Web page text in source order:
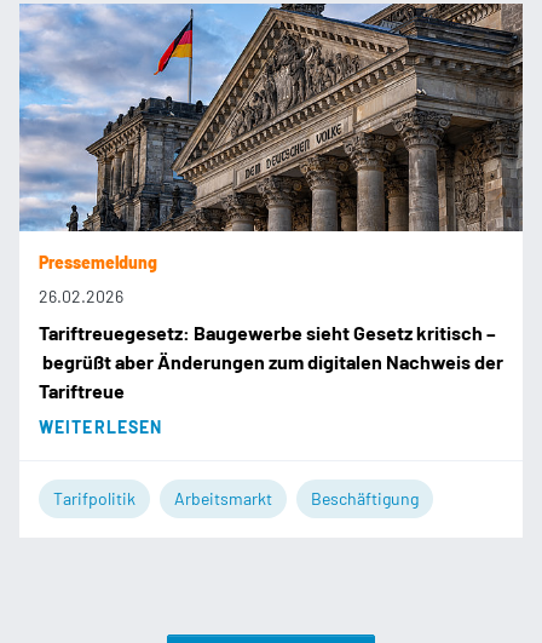
Pressemeldung
26.02.2026
Tariftreuegesetz: Baugewerbe sieht Gesetz kritisch –
begrüßt aber Änderungen zum digitalen Nachweis der
Tariftreue
WEITERLESEN
Tarifpolitik Arbeitsmarkt Beschäftigung